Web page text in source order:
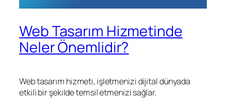
Web Tasarım Hizmetinde
Neler Önemlidir?
Web tasarım hizmeti, işletmenizi dijital dünyada
etkili bir şekilde temsil etmenizi sağlar.